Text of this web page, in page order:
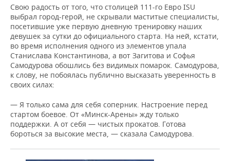
Свою радость от того, что столицей 111-го Евро ISU
выбрал город-герой, не скрывали маститые специалисты,
посетившие уже первую дневную тренировку наших
девушек за сутки до официального старта. На ней, кстати,
во время исполнения одного из элементов упала
Станислава Константинова, а вот Загитова и Софья
Самодурова обошлись без видимых помарок. Самодурова,
к слову, не побоялась публично высказать уверенность в
своих силах:
— Я только сама для себя соперник. Настроение перед
стартом боевое. От «Минск-Арены» жду только
поддержки. А от себя — чистых прокатов. Готова
бороться за высокие места, — сказала Самодурова.